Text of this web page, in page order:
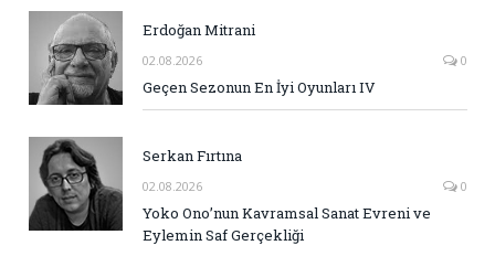
Erdoğan Mitrani
02.08.2026 0
Geçen Sezonun En İyi Oyunları IV
Serkan Fırtına
02.08.2026 0
Yoko Ono’nun Kavramsal Sanat Evreni ve
Eylemin Saf Gerçekliği